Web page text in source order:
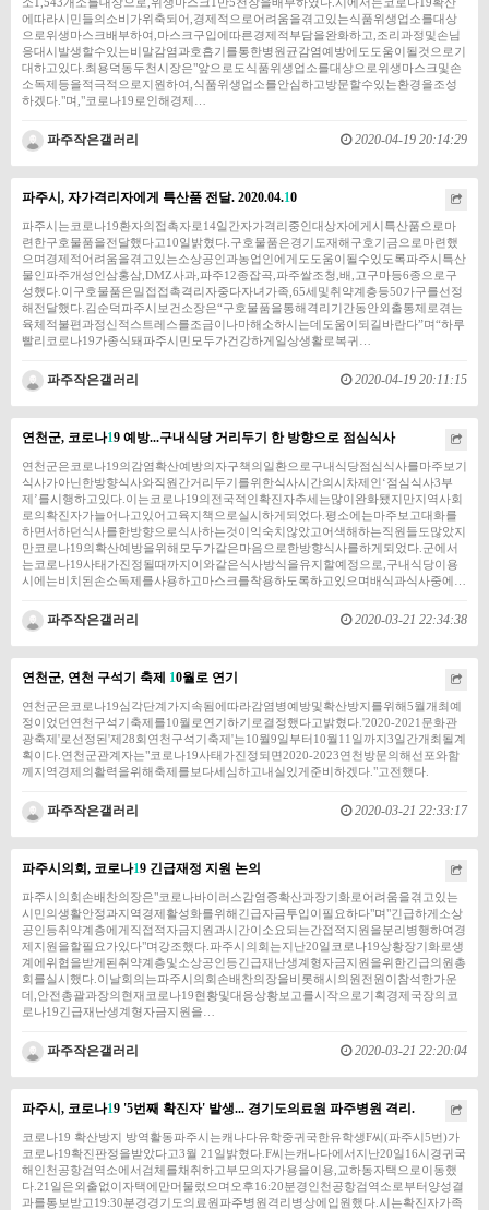
에따라시민들의소비가위축되어,경제적으로어려움을겪고있는식품위생업소를대상
으로위생마스크배부하여,마스크구입에따른경제적부담을완화하고,조리과정및손님
응대시발생할수있는비말감염과호흡기를통한병원균감염예방에도도움이될것으로기
대하고있다.최용덕동두천시장은"앞으로도식품위생업소를대상으로위생마스크및손
소독제등을적극적으로지원하여,식품위생업소를안심하고방문할수있는환경을조성
하겠다."며,"코로나19로인해경제…
파주작은갤러리 2020-04-19 20:14:29
파주시, 자가격리자에게 특산품 전달. 2020.04.10
파주시는코로나19환자의접촉자로14일간자가격리중인대상자에게시특산품으로마
련한구호물품을전달했다고10일밝혔다.구호물품은경기도재해구호기금으로마련했
으며경제적어려움을겪고있는소상공인과농업인에게도도움이될수있도록파주시특산
물인파주개성인삼홍삼,DMZ사과,파주12종잡곡,파주쌀조청,배,고구마등6종으로구
성했다.이구호물품은밀접접촉격리자중다자녀가족,65세및취약계층등50가구를선정
해전달했다.김순덕파주시보건소장은“구호물품을통해격리기간동안외출통제로겪는
육체적불편과정신적스트레스를조금이나마해소하시는데도움이되길바란다”며“하루
빨리코로나19가종식돼파주시민모두가건강하게일상생활로복귀…
파주작은갤러리 2020-04-19 20:11:15
연천군, 코로나19 예방...구내식당 거리두기 한 방향으로 점심식사
연천군은코로나19의감염확산예방의자구책의일환으로구내식당점심식사를마주보기
식사가아닌한방향식사와직원간거리두기를위한식사시간의시차제인‘점심식사3부
제’를시행하고있다.이는코로나19의전국적인확진자추세는많이완화됐지만지역사회
로의확진자가늘어나고있어고육지책으로실시하게되었다.평소에는마주보고대화를
하면서하던식사를한방향으로식사하는것이익숙치않았고어색해하는직원들도많았지
만코로나19의확산예방을위해모두가같은마음으로한방향식사를하게되었다.군에서
는코로나19사태가진정될때까지이와같은식사방식을유지할예정으로,구내식당이용
시에는비치된손소독제를사용하고마스크를착용하도록하고있으며배식과식사중에…
파주작은갤러리 2020-03-21 22:34:38
연천군, 연천 구석기 축제 10월로 연기
연천군은코로나19심각단계가지속됨에따라감염병예방및확산방지를위해5월개최예
정이었던연천구석기축제를10월로연기하기로결정했다고밝혔다.'2020-2021문화관
광축제'로선정된'제28회연천구석기축제'는10월9일부터10월11일까지3일간개최될계
획이다.연천군관계자는"코로나19사태가진정되면2020-2023연천방문의해선포와함
께지역경제의활력을위해축제를보다세심하고내실있게준비하겠다."고전했다.
파주작은갤러리 2020-03-21 22:33:17
파주시의회, 코로나19 긴급재정 지원 논의
파주시의회손배찬의장은"코로나바이러스감염증확산과장기화로어려움을겪고있는
시민의생활안정과지역경제활성화를위해긴급자금투입이필요하다"며"긴급하게소상
공인등취약계층에게직접적자금지원과시간이소요되는간접적지원을분리병행하여경
제지원을할필요가있다"며강조했다.파주시의회는지난20일코로나19상황장기화로생
계에위협을받게된취약계층및소상공인등긴급재난생계형자금지원을위한긴급의원총
회를실시했다.이날회의는파주시의회손배찬의장을비롯해시의원전원이참석한가운
데,안전총괄과장의현재코로나19현황및대응상황보고를시작으로기획경제국장의코
로나19긴급재난생계형자금지원을…
파주작은갤러리 2020-03-21 22:20:04
파주시, 코로나19 '5번째 확진자' 발생... 경기도의료원 파주병원 격리.
코로나19 확산방지 방역활동파주시는캐나다유학중귀국한유학생F씨(파주시5번)가
코로나19확진판정을받았다고3월 21일밝혔다.F씨는캐나다에서지난20일16시경귀국
해인천공항검역소에서검체를채취하고부모의자가용을이용,교하동자택으로이동했
다.21일은외출없이자택에만머물렀으며오후16:20분경인천공항검역소로부터양성결
과를통보받고19:30분경경기도의료원파주병원격리병상에입원했다.시는확진자가족